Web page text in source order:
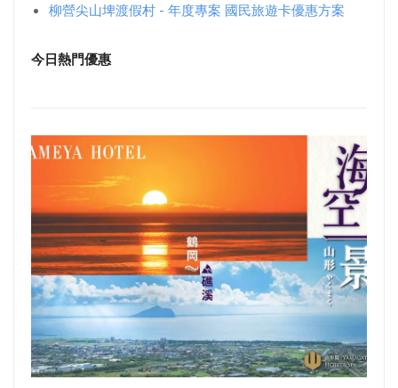
柳營尖山埤渡假村 - 年度專案 國民旅遊卡優惠方案
今日熱門優惠